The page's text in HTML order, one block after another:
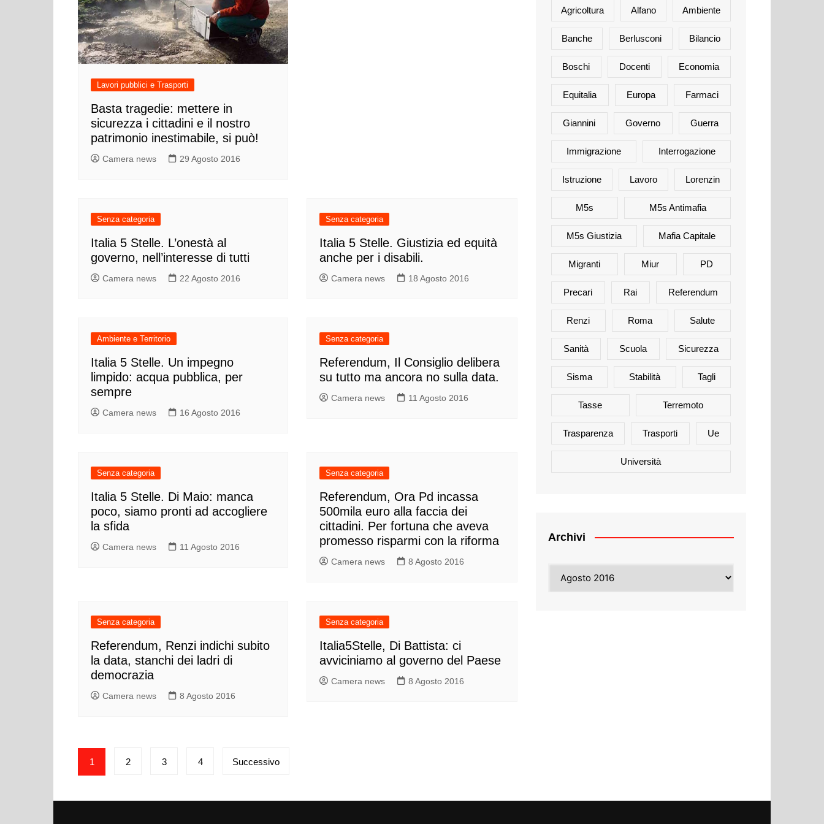
Cultura ed Istruzione
Difesa
Eventi
Finanze e tesoro
Lavori pubblici e Trasporti
Lavoro
Politiche europee
Rifiuti
Lavori pubblici e Trasporti
Basta tragedie: mettere in
sicurezza i cittadini e il nostro
patrimonio inestimabile, si può!
Camera news 29 Agosto 2016
Senza categoria
Italia 5 Stelle. L’onestà al
governo, nell’interesse di tutti
Camera news 22 Agosto 2016
Senza categoria
Italia 5 Stelle. Giustizia ed equità
anche per i disabili.
Camera news 18 Agosto 2016
Ambiente e Territorio
Italia 5 Stelle. Un impegno
limpido: acqua pubblica, per
sempre
Camera news 16 Agosto 2016
Senza categoria
Referendum, Il Consiglio delibera
su tutto ma ancora no sulla data.
Camera news 11 Agosto 2016
Senza categoria
Italia 5 Stelle. Di Maio: manca
poco, siamo pronti ad accogliere
la sfida
Camera news 11 Agosto 2016
Senza categoria
Referendum, Ora Pd incassa
500mila euro alla faccia dei
cittadini. Per fortuna che aveva
promesso risparmi con la riforma
Camera news 8 Agosto 2016
Senza categoria
Referendum, Renzi indichi subito
la data, stanchi dei ladri di
democrazia
Camera news 8 Agosto 2016
Senza categoria
Italia5Stelle, Di Battista: ci
avviciniamo al governo del Paese
Camera news 8 Agosto 2016
Paginazione
degli
articoli
1 2 3 4 Successivo
Agricoltura Alfano Ambiente
Banche Berlusconi Bilancio
Boschi Docenti Economia
Equitalia Europa Farmaci
Giannini Governo Guerra
Immigrazione Interrogazione
Istruzione Lavoro Lorenzin
M5s M5s Antimafia
M5s Giustizia Mafia Capitale
Migranti Miur PD
Precari Rai Referendum
Renzi Roma Salute
Sanità Scuola Sicurezza
Sisma Stabilità Tagli
Tasse Terremoto
Trasparenza Trasporti Ue
Università
Archivi